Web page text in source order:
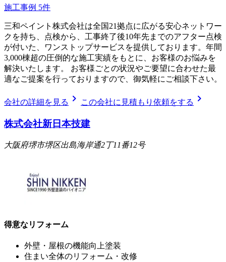
施工事例 5件
三和ペイント株式会社は全国21拠点に広がる安心ネットワー
クを持ち、点検から、工事終了後10年先までのアフター点検
が付いた、ワンストップサービスを提供しております。年間
3,000棟超の圧倒的な施工実績をもとに、お客様のお悩みを
解決いたします。 お客様ごとの状況やご要望に合わせた最
適なご提案を行っておりますので、御気軽にご相談下さい。
会社の詳細を見る chevron_right この会社に見積もり依頼をする chevron_right
株式会社新日本技建
大阪府堺市堺区出島海岸通2丁11番12号
得意なリフォーム
外壁・屋根の機能向上塗装
住まい全体のリフォーム・改修